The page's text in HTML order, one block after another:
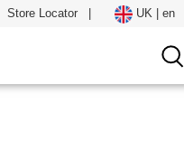
Store Locator UK | en